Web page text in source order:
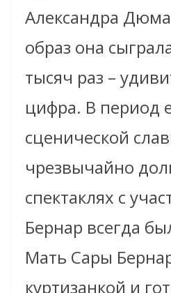
Александра
образ она
тысяч раз –
цифра. В период
сценической
чрезвычайно
спектаклях с
Бернар всегда
Мать Сары
куртизанкой и